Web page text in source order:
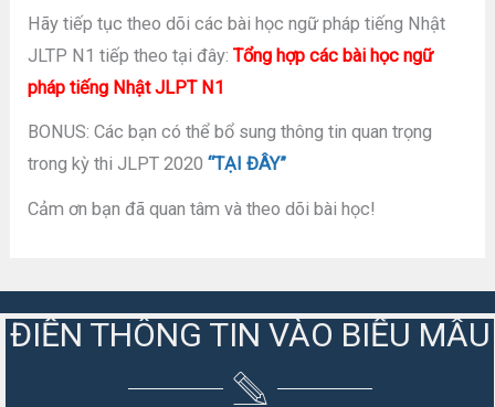
Hãy tiếp tục theo dõi các bài học ngữ pháp tiếng Nhật
JLTP N1 tiếp theo tại đây:Tổng hợp các bài học ngữ
pháp tiếng Nhật JLPT N1
BONUS: Các bạn có thể bổ sung thông tin quan trọng
trong kỳ thi JLPT 2020“TẠI ĐÂY”
Cảm ơn bạn đã quan tâm và theo dõi bài học!
ĐIỀN THÔNG TIN VÀO BIỂU MẪU